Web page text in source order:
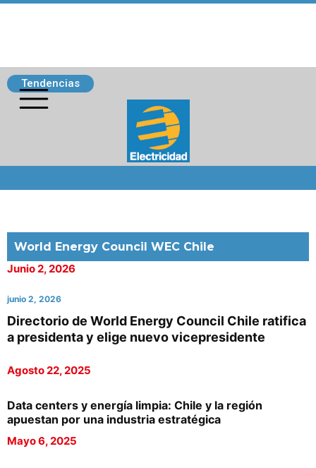
Tendencias
World Energy Council WEC Chile
Junio 2, 2026
junio 2, 2026
Directorio de World Energy Council Chile ratifica
a presidenta y elige nuevo vicepresidente
Agosto 22, 2025
Data centers y energía limpia: Chile y la región
apuestan por una industria estratégica
Mayo 6, 2025